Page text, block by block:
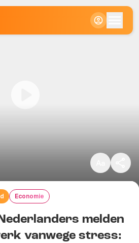
Economie
melden
vanwege stress: